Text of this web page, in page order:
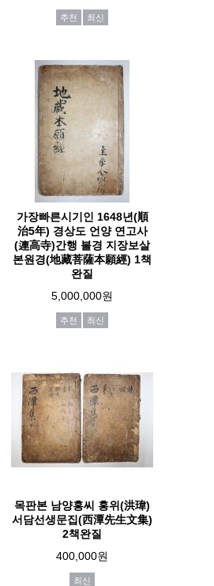
추천 최신
가장빠른시기인 1648년(順
治5年) 경상도 언양 연고사
(連高寺)간행 불경 지장보살
본원경(地藏菩薩本願經) 1책
완질
5,000,000원
추천 최신
목판본 남양홍씨 홍위(洪瑋)
서담선생문집(西潭先生文集)
2책완질
400,000원
최신